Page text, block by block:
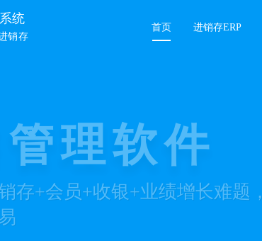
统
销存
首页 进销存ERP
理软件
存+会员+收银+业绩增长难题，